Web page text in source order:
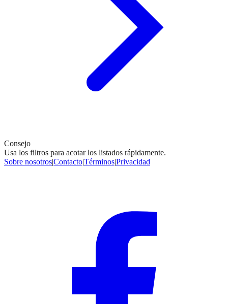
Consejo
Usa los filtros para acotar los listados rápidamente.
Sobre nosotros|Contacto|Términos|Privacidad